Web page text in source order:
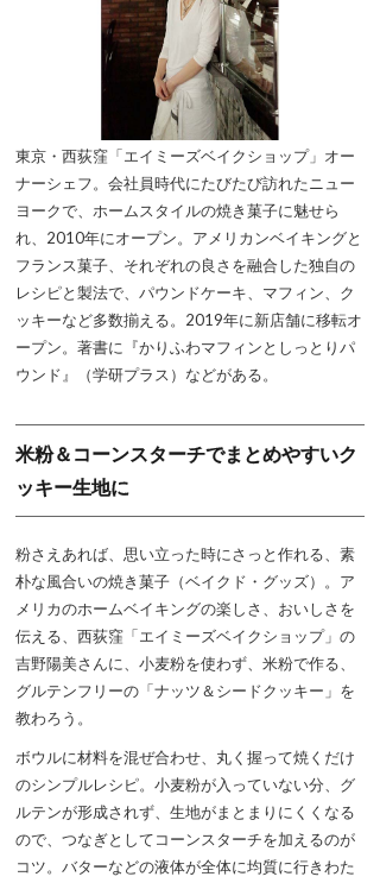
東京・西荻窪「エイミーズベイクショップ」オー
ナーシェフ。会社員時代にたびたび訪れたニュー
ヨークで、ホームスタイルの焼き菓子に魅せら
れ、2010年にオープン。アメリカンベイキングと
フランス菓子、それぞれの良さを融合した独自の
レシピと製法で、パウンドケーキ、マフィン、ク
ッキーなど多数揃える。2019年に新店舗に移転オ
ープン。著書に『かりふわマフィンとしっとりパ
ウンド』（学研プラス）などがある。
米粉＆コーンスターチでまとめやすいク
ッキー生地に
粉さえあれば、思い立った時にさっと作れる、素
朴な風合いの焼き菓子（ベイクド・グッズ）。ア
メリカのホームベイキングの楽しさ、おいしさを
伝える、西荻窪「エイミーズベイクショップ」の
吉野陽美さんに、小麦粉を使わず、米粉で作る、
グルテンフリーの「ナッツ＆シードクッキー」を
教わろう。
ボウルに材料を混ぜ合わせ、丸く握って焼くだけ
のシンプルレシピ。小麦粉が入っていない分、グ
ルテンが形成されず、生地がまとまりにくくなる
ので、つなぎとしてコーンスターチを加えるのが
コツ。バターなどの液体が全体に均質に行きわた